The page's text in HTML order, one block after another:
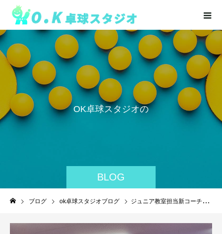
BLOG
卓球スタ ジ オの
活
ブログ ok卓球スタジオブログ ジュニア教室担当新コーチ加入！！